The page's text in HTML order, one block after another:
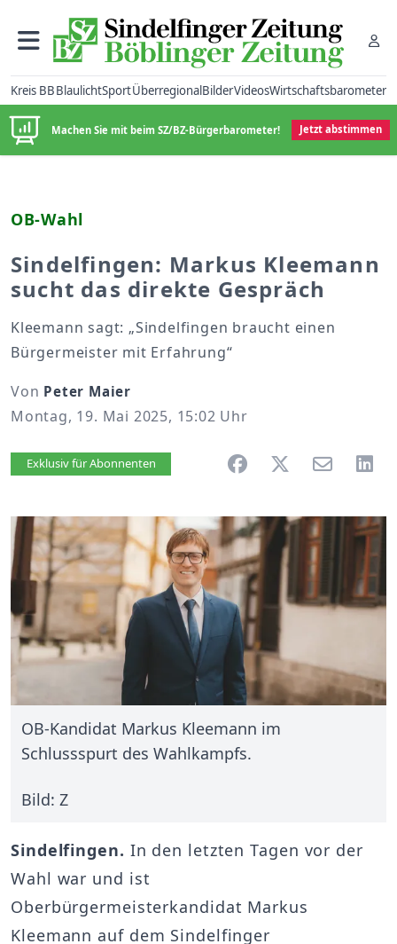
Kreis BBBlaulichtSportÜberregionalBilderVideosWirtschaftsbarometer
Machen Sie mit beim SZ/BZ-Bürgerbarometer! Jetzt abstimmen
OB-Wahl
Sindelfingen: Markus Kleemann
sucht das direkte Gespräch
Kleemann sagt: „Sindelfingen braucht einen
Bürgermeister mit Erfahrung“
Von Peter Maier
Montag, 19. Mai 2025, 15:02 Uhr
Artikel vorlesen
Exklusiv für Abonnenten
OB-Kandidat Markus Kleemann im
Schlussspurt des Wahlkampfs.
Bild: Z
Sindelfingen. In den letzten Tagen vor der
Wahl war und ist
Oberbürgermeisterkandidat Markus
Kleemann auf dem Sindelfinger